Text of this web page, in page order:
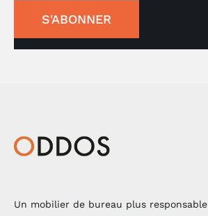
S'ABONNER
Un mobilier de bureau plus responsable